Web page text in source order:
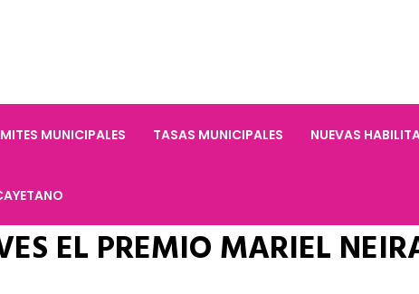
MUNICIPALES TASAS MUNICIPALES NUEVAS
EL PREMIO MARIEL